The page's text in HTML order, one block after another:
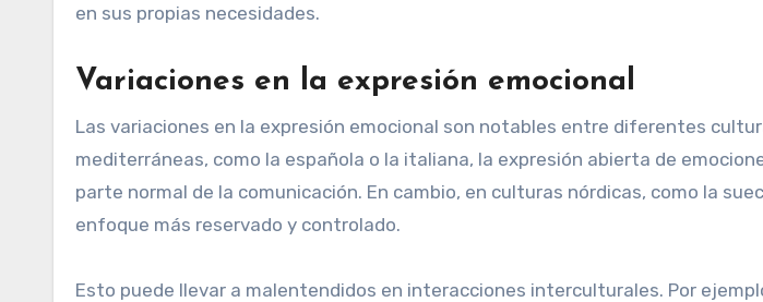
en sus propias necesidades.
Variaciones en la expresión emocional
Las variaciones en la expresión emocional son notables entre diferentes
mediterráneas, como la española o la italiana, la expresión abierta de
parte normal de la comunicación. En cambio, en culturas nórdicas, como la
enfoque más reservado y controlado.
Esto puede llevar a malentendidos en interacciones interculturales. Por